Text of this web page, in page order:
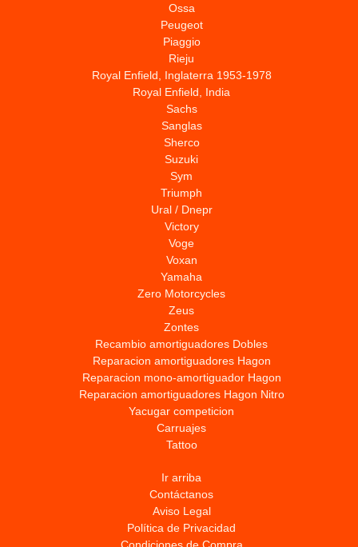
Ossa
Peugeot
Piaggio
Rieju
Royal Enfield, Inglaterra 1953-1978
Royal Enfield, India
Sachs
Sanglas
Sherco
Suzuki
Sym
Triumph
Ural / Dnepr
Victory
Voge
Voxan
Yamaha
Zero Motorcycles
Zeus
Zontes
Recambio amortiguadores Dobles
Reparacion amortiguadores Hagon
Reparacion mono-amortiguador Hagon
Reparacion amortiguadores Hagon Nitro
Yacugar competicion
Carruajes
Tattoo
Ir arriba
Contáctanos
Aviso Legal
Política de Privacidad
Condiciones de Compra